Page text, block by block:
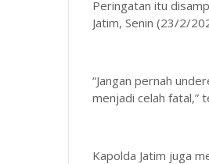
Peringatan itu
Jatim, Senin (23/2/
“Jangan pernah
menjadi celah fatal,”
Kapolda Jatim juga